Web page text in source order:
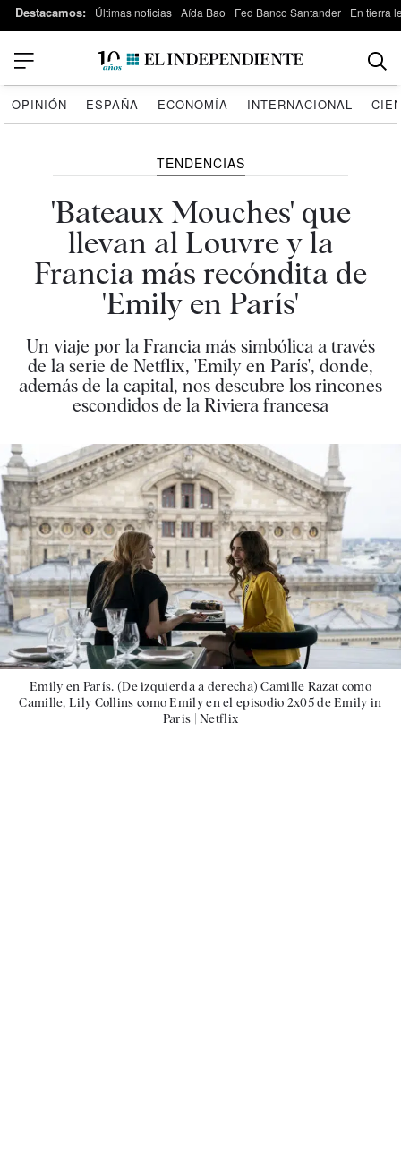
Destacamos: Últimas noticias Aída Bao Fed Banco Santander En tierra
OPINIÓN ESPAÑA ECONOMÍA INTERNACIONAL
TENDENCIAS
'Bateaux Mouches' que
llevan al Louvre y la
Francia más recóndita de
'Emily en París'
Un viaje por la Francia más simbólica a través
de la serie de Netflix, 'Emily en París', donde,
además de la capital, nos descubre los rincones
escondidos de la Riviera francesa
Emily en París. (De izquierda a derecha) Camille Razat como
Camille, Lily Collins como Emily en el episodio 2x05 de Emily in
Paris |Netflix